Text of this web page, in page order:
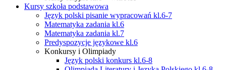
Kursy szkoła podstawowa
Język polski pisanie wypracowań kl.6-7
Matematyka zadania kl.6
Matematyka zadania kl.7
Predyspozycje językowe kl.6
Konkursy i Olimpiady
Język polski konkurs kl.6-8